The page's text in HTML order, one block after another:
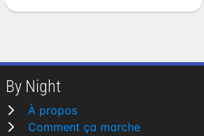
By Night
À propos
Comment ça marche